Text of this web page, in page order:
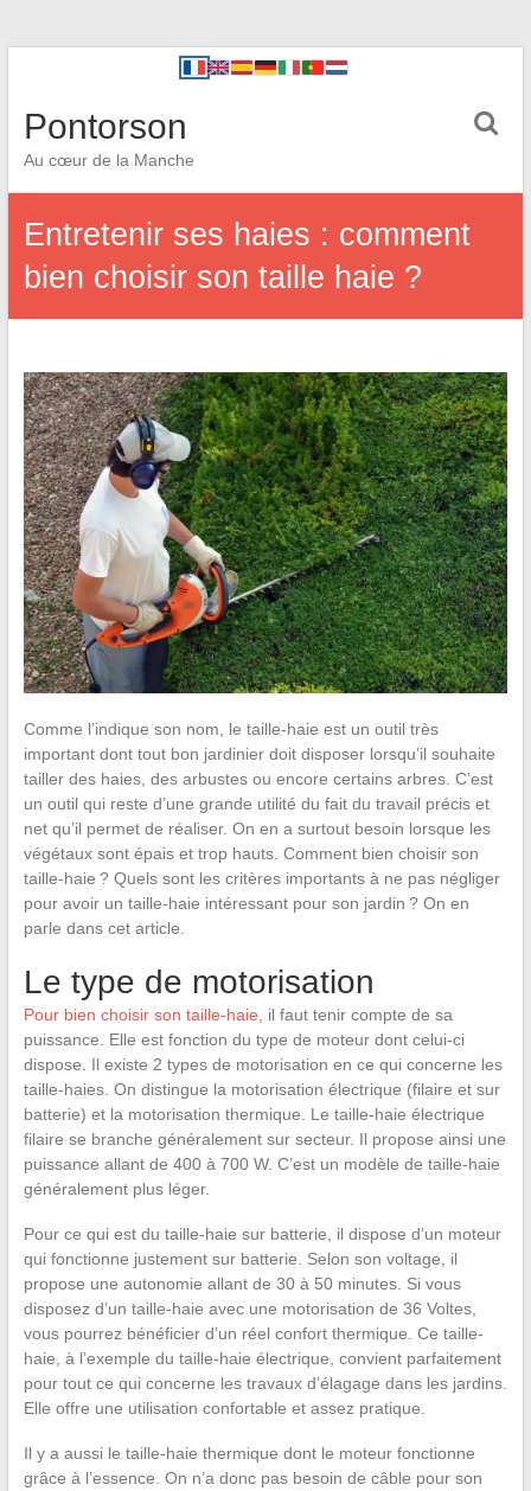
Pontorson
Au cœur de la Manche
Entretenir ses haies : comment
bien choisir son taille haie ?
Comme l’indique son nom, le taille-haie est un outil très
important dont tout bon jardinier doit disposer lorsqu’il souhaite
tailler des haies, des arbustes ou encore certains arbres. C’est
un outil qui reste d’une grande utilité du fait du travail précis et
net qu’il permet de réaliser. On en a surtout besoin lorsque les
végétaux sont épais et trop hauts. Comment bien choisir son
taille-haie ? Quels sont les critères importants à ne pas négliger
pour avoir un taille-haie intéressant pour son jardin ? On en
parle dans cet article.
Le type de motorisation
Pour bien choisir son taille-haie , il faut tenir compte de sa
puissance. Elle est fonction du type de moteur dont celui-ci
dispose. Il existe 2 types de motorisation en ce qui concerne les
taille-haies. On distingue la motorisation électrique (filaire et sur
batterie) et la motorisation thermique. Le taille-haie électrique
filaire se branche généralement sur secteur. Il propose ainsi une
puissance allant de 400 à 700 W. C’est un modèle de taille-haie
généralement plus léger.
Pour ce qui est du taille-haie sur batterie, il dispose d’un moteur
qui fonctionne justement sur batterie. Selon son voltage, il
propose une autonomie allant de 30 à 50 minutes. Si vous
disposez d’un taille-haie avec une motorisation de 36 Voltes,
vous pourrez bénéficier d’un réel confort thermique. Ce taille-
haie, à l’exemple du taille-haie électrique, convient parfaitement
pour tout ce qui concerne les travaux d’élagage dans les jardins.
Elle offre une utilisation confortable et assez pratique.
Il y a aussi le taille-haie thermique dont le moteur fonctionne
grâce à l’essence. On n’a donc pas besoin de câble pour son